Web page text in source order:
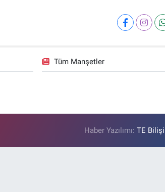
Tüm Manşetler
Haber Yazılımı:TE